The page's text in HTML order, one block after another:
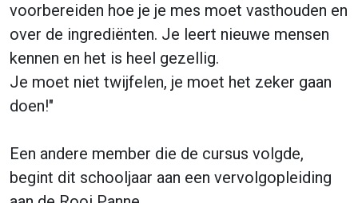
voorbereiden hoe je je mes moet vasthouden en
over de ingrediënten. Je leert nieuwe mensen
kennen en het is heel gezellig.
Je moet niet twijfelen, je moet het zeker gaan
doen!"
Een andere member die de cursus volgde,
begint dit schooljaar aan een vervolgopleiding